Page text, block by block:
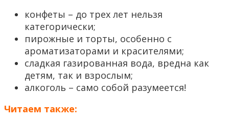
конфеты – до трех лет нельзя
категорически;
пирожные и торты, особенно с
ароматизаторами и красителями;
сладкая газированная вода, вредна как
детям, так и взрослым;
алкоголь – само собой разумеется!
Читаем также: